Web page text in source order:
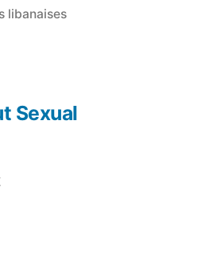
libanaises
Previous
Sexual